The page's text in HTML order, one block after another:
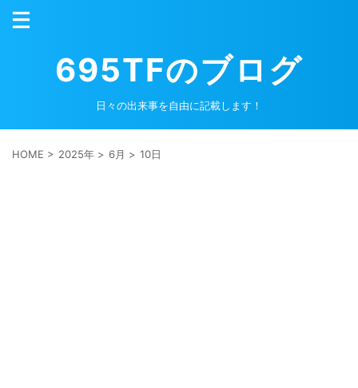
695TFのブログ
日々の出来事を自由に記載します！
HOME > 2025年 > 6月 > 10日